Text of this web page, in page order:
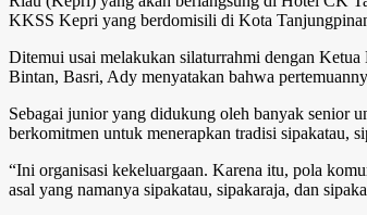
KKSS Kepri yang berdomisili di Kota
Ditemui usai melakukan silaturrahmi dengan
Bintan, Basri, Ady menyatakan bahwa
Sebagai junior yang didukung oleh banyak senior
berkomitmen untuk menerapkan tradisi sipakatau,
“Ini organisasi kekeluargaan. Karena itu, pola
asal yang namanya sipakatau, sipakaraja, dan